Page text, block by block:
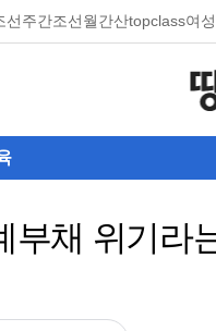
선주간조선월간산topclass여
부채 위기